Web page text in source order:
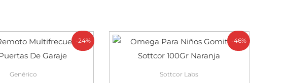
-24%
Genérico
-46%
Sottcor Labs